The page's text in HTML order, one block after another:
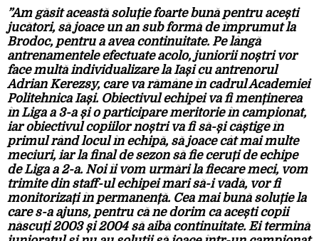
”Am găsit această soluție foarte bună pentru acești
jucători, să joace un an sub formă de împrumut la
Brodoc, pentru a avea continuitate. Pe lângă
antrenamentele efectuate acolo, juniorii noștri vor
face multă individualizare la Iași cu antrenorul
Adrian Kerezsy, care va rămâne în cadrul Academiei
Politehnica Iași. Obiectivul echipei va fi menținerea
în Liga a 3-a și o participare meritorie în campionat,
iar obiectivul copiilor noștri va fi să-și câștige în
primul rând locul în echipă, să joace cât mai multe
meciuri, iar la final de sezon să fie ceruți de echipe
de Liga a 2-a. Noi îi vom urmări la fiecare meci, vom
trimite din staff-ul echipei mari să-i vadă, vor fi
monitorizați în permanență. Cea mai bună soluție la
care s-a ajuns, pentru că ne dorim ca acești copii
născuți 2003 și 2004 să aibă continuitate. Ei termină